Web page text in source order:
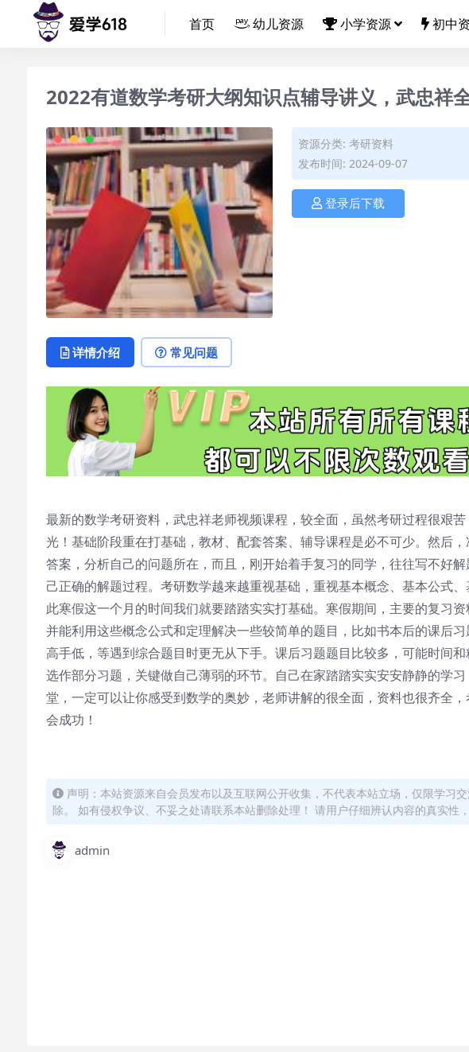
首页 幼儿资源 小学资源 初中
2022有道数学考研大纲知识点辅导讲义，武忠祥
资源分类: 考研资料
发布时间: 2024-09-07
登录后下载
详情介绍 常见问题
最新的数学考研资料，武忠祥老师视频课程，较全面，虽然考研过程很艰
光！基础阶段重在打基础，教材、配套答案、辅导课程是必不可少。然后
答案，分析自己的问题所在，而且，刚开始着手复习的同学，往往写不好
己正确的解题过程。考研数学越来越重视基础，重视基本概念、基本公式
此寒假这一个月的时间我们就要踏踏实实打基础。寒假期间，主要的复习
并能利用这些概念公式和定理解决一些较简单的题目，比如书本后的课后
高手低，等遇到综合题目时更无从下手。课后习题题目比较多，可能时间
选作部分习题，关键做自己薄弱的环节。自己在家踏踏实实安安静静的学
堂，一定可以让你感受到数学的奥妙，老师讲解的很全面，资料也很齐全
会成功！
声明：本站资源来自会员发布以及互联网公开收集，不代表本站立场，仅限学习
除。 如有侵权争议、不妥之处请联系本站删除处理！ 请用户仔细辨认内容的真实性
admin